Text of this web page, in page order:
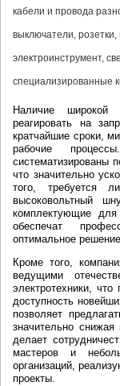
кабели и провода
выключатели,
электроинструмент,
специализированные
Наличие широкой
реагировать на
кратчайшие сроки,
рабочие
систематизированы
что значительно
того, требуется
высоковольтный
комплектующие
обеспечат
оптимальное
Кроме того,
ведущими
электротехники, что
доступность
позволяет
значительно снижая
делает
мастеров и
организаций,
проекты.